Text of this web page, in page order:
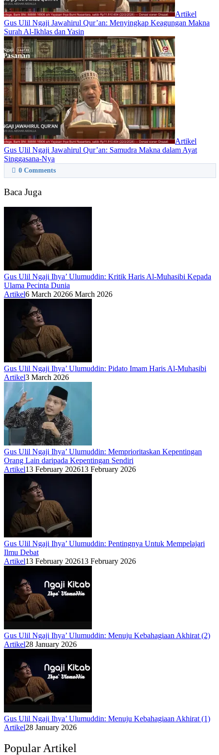
Artikel
Gus Ulil Ngaji Jawahirul Qur’an: Menyingkap Keagungan Makna
Surah Al-Ikhlas dan Yasin
Artikel
Gus Ulil Ngaji Jawahirul Qur’an: Samudra Makna dalam Ayat
Singgasana-Nya
0 Comments
Baca Juga
Gus Ulil Ngaji Ihya’ Ulumuddin: Kritik Haris Al-Muhasibi Kepada
Ulama Pecinta Dunia
Artikel6 March 20266 March 2026
Gus Ulil Ngaji Ihya’ Ulumuddin: Pidato Imam Haris Al-Muhasibi
Artikel3 March 2026
Gus Ulil Ngaji Ihya’ Ulumuddin: Memprioritaskan Kepentingan
Orang Lain daripada Kepentingan Sendiri
Artikel13 February 202613 February 2026
Gus Ulil Ngaji Ihya’ Ulumuddin: Pentingnya Untuk Mempelajari
Ilmu Debat
Artikel13 February 202613 February 2026
Gus Ulil Ngaji Ihya’ Ulumuddin: Menuju Kebahagiaan Akhirat (2)
Artikel28 January 2026
Gus Ulil Ngaji Ihya’ Ulumuddin: Menuju Kebahagiaan Akhirat (1)
Artikel28 January 2026
Popular Artikel